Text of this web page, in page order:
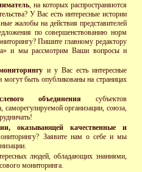
, на которых распространяются
У Вас есть интересные истории
жалобы на действия представителей
по совершенствованию норм
Пишите главному редактору
и мы рассмотрим Ваши вопросы и
и у Вас есть интересные
быть опубликованы на страницах
объединения субъектов
саморегулируемой организации, союза,
оказывающей качественные и
Заявите нам о себе и мы
людей, обладающих знаниями,
мониторинга.